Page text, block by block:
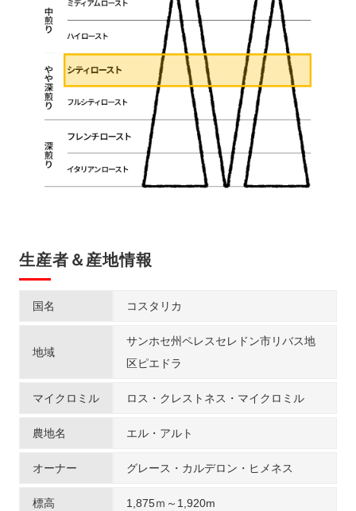
生産者＆産地情報
国名 コスタリカ
地域
サンホセ州ペレスセレドン市リバス地
区ピエドラ
マイクロミル ロス・クレストネス・マイクロミル
農地名 エル・アルト
オーナー グレース・カルデロン・ヒメネス
標高 1,875ｍ～1,920m